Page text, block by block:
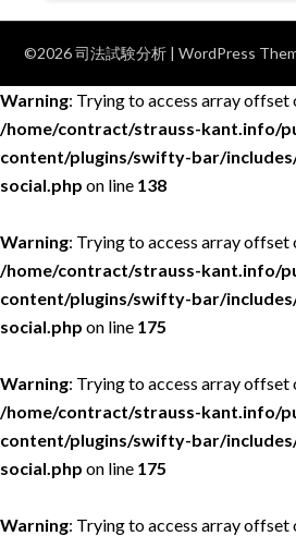
©2026 司法試験分析 | WordPress
Warning: Trying to access array offset
/home/contract/strauss-kant.info/
content/plugins/swifty-bar/
social.php on line 138
Warning: Trying to access array offset
/home/contract/strauss-kant.info/
content/plugins/swifty-bar/
social.php on line 175
Warning: Trying to access array offset
/home/contract/strauss-kant.info/
content/plugins/swifty-bar/
social.php on line 175
Warning: Trying to access array offset